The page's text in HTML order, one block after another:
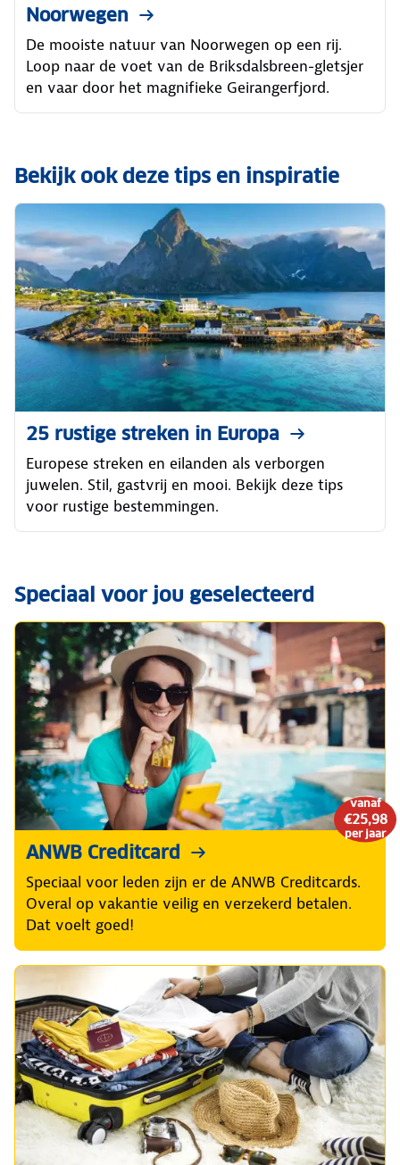
Noorwegen
De mooiste natuur van Noorwegen op een rij.
Loop naar de voet van de Briksdalsbreen-gletsjer
en vaar door het magnifieke Geirangerfjord.
Bekijk ook deze tips en inspiratie
25 rustige streken in Europa
Europese streken en eilanden als verborgen
juwelen. Stil, gastvrij en mooi. Bekijk deze tips
voor rustige bestemmingen.
Speciaal voor jou geselecteerd
vanaf
€25,98
per jaar
ANWB Creditcard
Speciaal voor leden zijn er de ANWB Creditcards.
Overal op vakantie veilig en verzekerd betalen.
Dat voelt goed!